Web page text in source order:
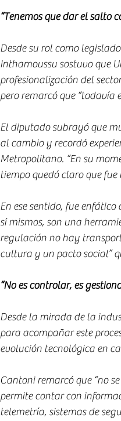
“Tenemos que dar el salto
Desde su rol como
Inthamoussu sostuvo que
profesionalización del
pero remarcó que “todavía
El diputado subrayó que
al cambio y recordó
Metropolitano. “En su
tiempo quedó claro que
En ese sentido, fue
sí mismos, son una
regulación no hay
cultura y un pacto social”
“No es controlar, es
Desde la mirada de la
para acompañar este
evolución tecnológica en
Cantoni remarcó que “no
permite contar con
telemetría, sistemas de